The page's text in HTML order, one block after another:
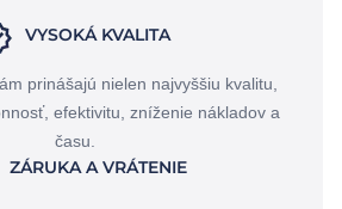
VYSOKÁ KVALITA
prinášajú nielen najvyššiu kvalitu,
efektivitu, zníženie nákladov a
času.
ZÁRUKA A VRÁTENIE